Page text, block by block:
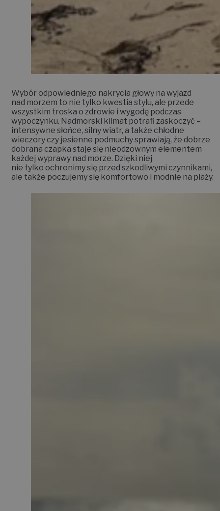
Wybór odpowiedniego nakrycia głowy na wyjazd
nad morzem to nie tylko kwestia stylu, ale przede
wszystkim troska o zdrowie i wygodę podczas
wypoczynku. Nadmorski klimat potrafi zaskoczyć –
intensywne słońce, silny wiatr, a także chłodne
wieczory czy jesienne podmuchy sprawiają, że dobrze
dobrana czapka staje się nieodzownym elementem
każdej wyprawy nad morze. Dzięki niej
nie tylko ochronimy się przed szkodliwymi czynnikami,
ale także poczujemy się komfortowo i modnie na plaży.